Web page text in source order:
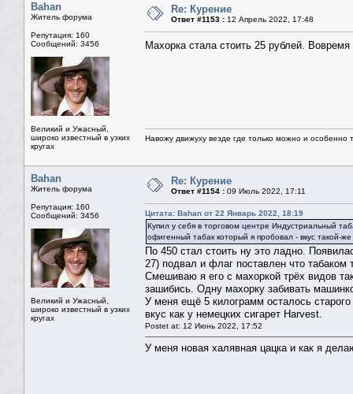
Bahan
Житель форума
Репутация: 160
Сообщений: 3456
Великий и Ужасный,
широко известный в узких
кругах
Re: Курение
Ответ #1153 : 12 Апрель 2022, 17:48
Махорка стала стоить 25 рублей.
Навожу движуху везде где только можно и особенно
Bahan
Житель форума
Репутация: 160
Сообщений: 3456
Великий и Ужасный,
широко известный в узких
кругах
Re: Курение
Ответ #1154 : 09 Июль 2022, 17:11
Цитата: Bahan от 22 Январь 2022, 18:19
Купил у себя в торговом центре Индустриальный
офигенный табак который я пробовал - вкус такой-
По 450 стал стоить ну это ладно.
27) подвал и флаг поставлен что табаком
Смешиваю я его с махоркой трёх видов
зашибись. Одну махорку забивать
У меня ещё 5 килограмм осталось
вкус как у немецких сигарет Harvest.
Postet at: 12 Июнь 2022, 17:52
У меня новая халявная цацка и как я